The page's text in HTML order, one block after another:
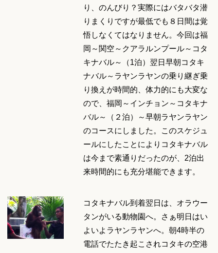
り、のんびり？実際にはバタバタ潜
りまくりですが最低でも８日間は覚
悟しなくてはなりません。今回は福
岡～関空～クアラルンプール～コタ
キナバル～（1泊）翌日早朝コタキ
ナバル～ラヤンラヤンの乗り継ぎ乗
り換えが時間的、体力的にも大変な
ので、福岡～インチョン～コタキナ
バル～（２泊）～早朝ラヤンラヤン
のコースにしました。このスケジュ
ールにしたことによりコタキナバル
は今まで素通りだったのが、2泊出
来時間的にも充分堪能できます。
コタキナバル到着翌日は、オラウー
タンがいる動物園へ。さぁ明日はい
よいよラヤンラヤンへ。朝4時半の
電話でたたき起こされコタキの空港